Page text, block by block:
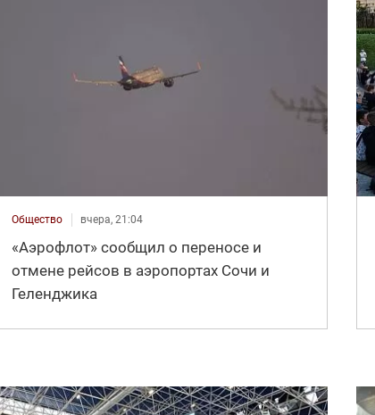
Общество вчера, 21:04
«Аэрофлот» сообщил о переносе и
отмене рейсов в аэропортах Сочи и
Геленджика